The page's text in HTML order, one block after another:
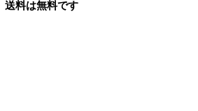
送料は無料です